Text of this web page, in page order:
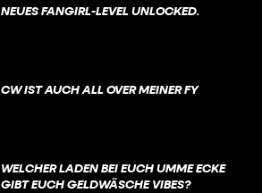
NEUES FANGIRL-LEVEL UNLOCKED.
CW IST AUCH ALL OVER MEINER FY
WELCHER LADEN BEI EUCH UMME ECKE
GIBT EUCH GELDWÄSCHE VIBES?